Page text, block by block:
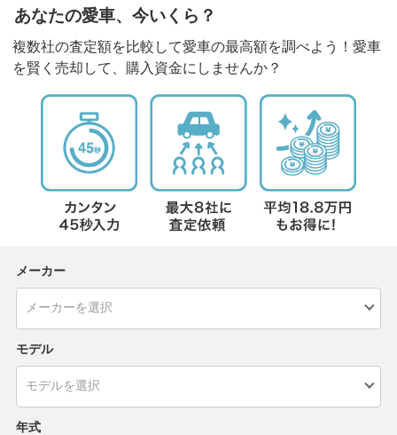
あなたの愛車、今いくら？
複数社の査定額を比較して愛車の最高額を調べよう！愛車
を賢く売却して、購入資金にしませんか？
メーカー
モデル
年式